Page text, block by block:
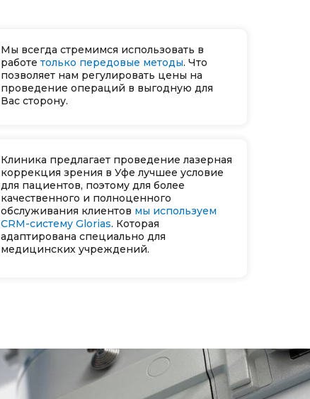
Мы всегда стремимся использовать в
работе только передовые методы. Что
позволяет нам регулировать цены на
проведение операций в выгодную для
Вас сторону.
Клиника предлагает проведение лазерная
коррекция зрения в Уфе лучшее условие
для пациентов, поэтому для более
качественного и полноценного
обслуживания клиентов мы используем
CRM-систему Glorias. Которая
адаптирована специально для
медицинских учреждений.